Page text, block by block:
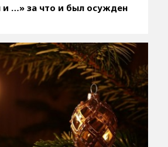
…» за что и был осужден